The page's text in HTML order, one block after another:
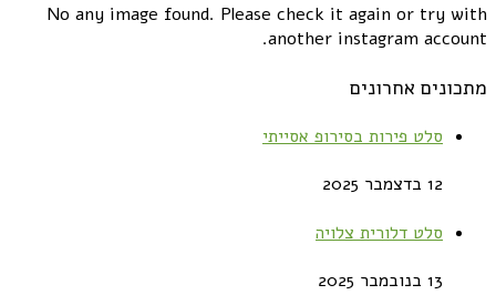
No any image found. Please check it again or try with
another instagram account.
מתכונים אחרונים
סלט פירות בסירופ אסייתי
12 בדצמבר 2025
סלט דלורית צלויה
13 בנובמבר 2025